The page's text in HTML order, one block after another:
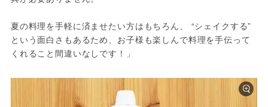
夏の料理を手軽に済ませたい方はもちろん、 “シェイクする”
という面白さもあるため、お子様も楽しんで料理を手伝って
くれること間違いなしです！」